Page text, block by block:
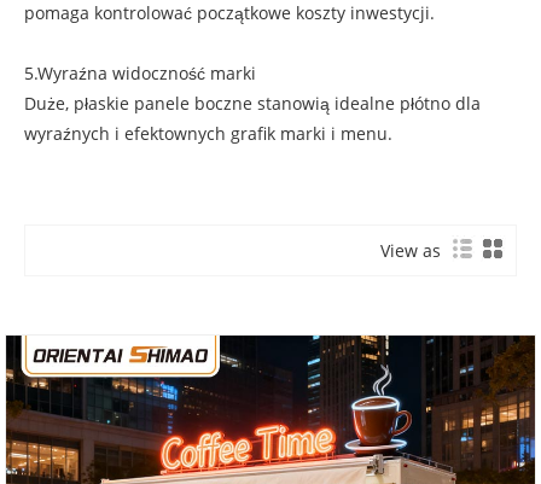
pomaga kontrolować początkowe koszty inwestycji.
5.Wyraźna widoczność marki
Duże, płaskie panele boczne stanowią idealne płótno dla
wyraźnych i efektownych grafik marki i menu.
View as